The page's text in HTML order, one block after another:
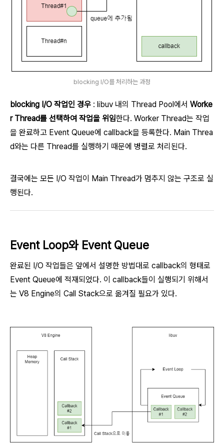
blocking I/O를 처리하는 과정
blocking I/O 작업인 경우 : libuv 내의 Thread Pool에서 Worke
r Thread를 선택하여 작업을 위임한다. Worker Thread는 작업
을 완료하고 Event Queue에 callback을 등록한다. Main Threa
d와는 다른 Thread를 실행하기 때문에 병렬로 처리된다.
결국에는 모든 I/O 작업이 Main Thread가 멈추지 않는 구조로 실
행된다.
Event Loop와 Event Queue
완료된 I/O 작업들은 앞에서 설명한 방법대로 callback의 형태로
Event Queue에 적재되었다. 이 callback들이 실행되기 위해서
는 V8 Engine의 Call Stack으로 옮겨질 필요가 있다.